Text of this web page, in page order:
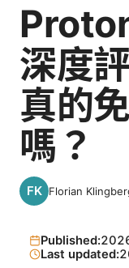
深度
真的
嗎？
Florian
Published:
Last updated: